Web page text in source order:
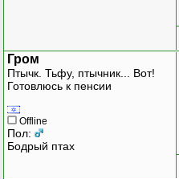
Гром
Птычк. Тьфу, птычник... Вот!
Готовлюсь к пенсии
Offline
Пол:
Бодрый птах